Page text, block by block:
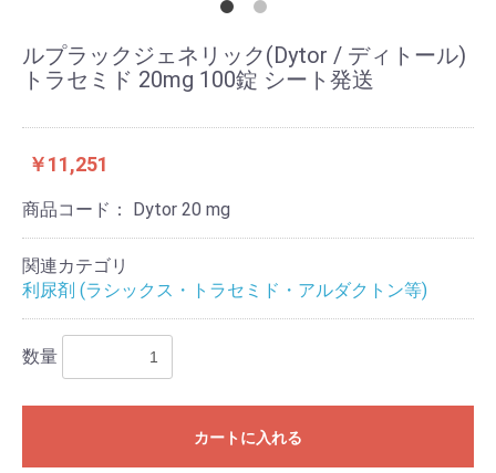
ルプラックジェネリック(Dytor / ディトール)
トラセミド 20mg 100錠 シート発送
￥11,251
商品コード： Dytor 20 mg
関連カテゴリ
利尿剤 (ラシックス・トラセミド・アルダクトン等)
数量
カートに入れる